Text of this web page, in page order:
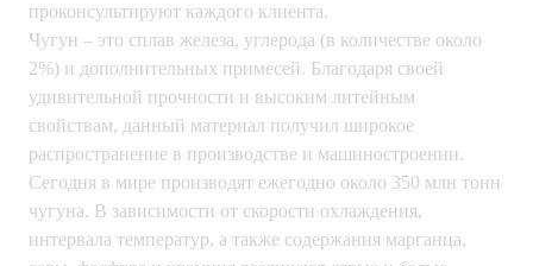
проконсультируют каждого клиента.
Чугун – это сплав железа, углерода (в количестве около
2%) и дополнительных примесей. Благодаря своей
удивительной прочности и высоким литейным
свойствам, данный материал получил широкое
распространение в производстве и машиностроении.
Сегодня в мире производят ежегодно около 350 млн тонн
чугуна. В зависимости от скорости охлаждения,
интервала температур, а также содержания марганца,